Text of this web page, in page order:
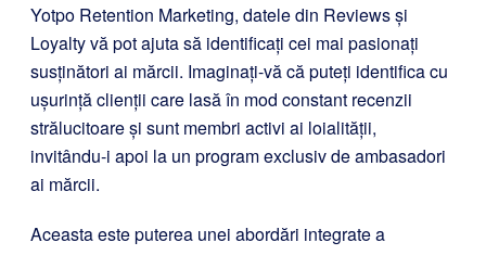
Yotpo Retention Marketing, datele din Reviews și
Loyalty vă pot ajuta să identificați cei mai pasionați
susținători ai mărcii. Imaginați-vă că puteți identifica cu
ușurință clienții care lasă în mod constant recenzii
strălucitoare și sunt membri activi ai loialității,
invitându-i apoi la un program exclusiv de ambasadori
ai mărcii.
Aceasta este puterea unei abordări integrate a